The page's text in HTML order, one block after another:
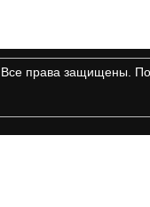
. Все права защищены.